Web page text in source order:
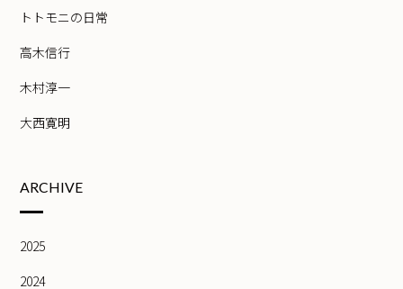
トトモニの日常
高木信行
木村淳一
大西寛明
ARCHIVE
2025
2024